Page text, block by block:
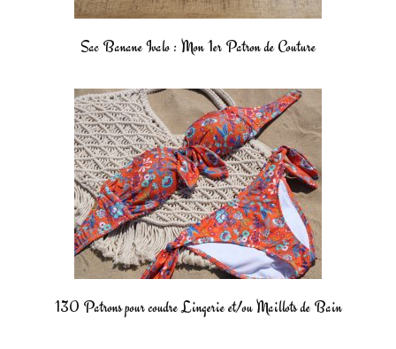
Sac Banane Ivalo : Mon 1er Patron de Couture
130 Patrons pour coudre Lingerie et/ou Maillots de Bain